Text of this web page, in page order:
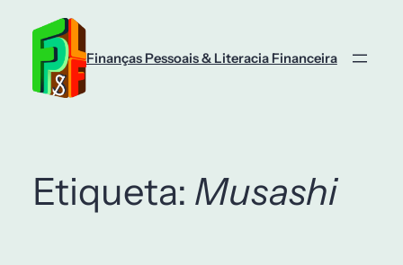
conteúdo
Finanças Pessoais & Literacia Financeira
Etiqueta: Musashi